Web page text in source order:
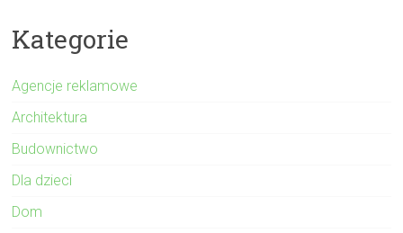
Kategorie
Agencje reklamowe
Architektura
Budownictwo
Dla dzieci
Dom